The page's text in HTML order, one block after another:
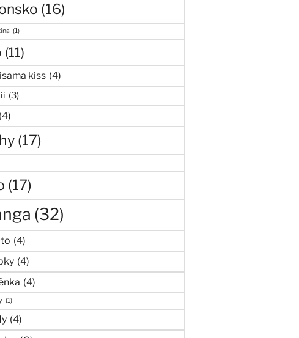
(16)
(1)
(11)
kiss (4)
(3)
(4)
(17)
(17)
(32)
(4)
(4)
(4)
(1)
(4)